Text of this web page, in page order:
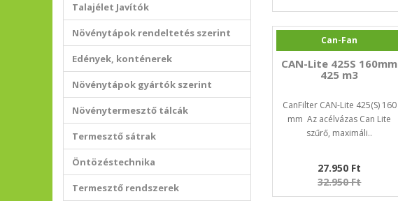
Talajélet Javítók
Növénytápok rendeltetés szerint
Edények, konténerek
Növénytápok gyártók szerint
Növénytermesztő tálcák
Termesztő sátrak
Öntözéstechnika
Termesztő rendszerek
Can-Fan
CAN-Lite 425S 160mm
425 m3
CanFilter CAN-Lite 425(S) 160
mm Az acélvázas Can Lite
szűrő, maximáli..
27.950 Ft
32.950 Ft